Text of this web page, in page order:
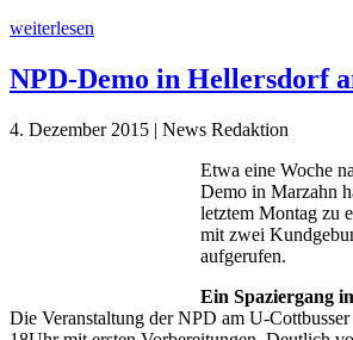
weiterlesen
NPD-Demo in Hellersdorf
4. Dezember 2015 | News Redaktion
Etwa eine Woche
Demo in Marzahn
letztem Montag zu
mit zwei
aufgerufen.
Ein Spaziergang
Die Veranstaltung der NPD am U-Cottbusser